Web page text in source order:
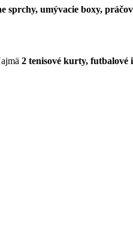
sprchy, umývacie boxy,
2 tenisové kurty, futbalové